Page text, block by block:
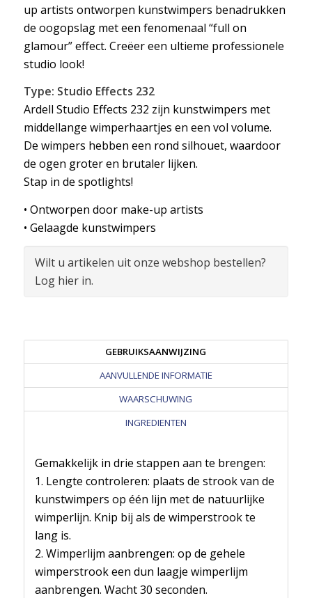
up artists ontworpen kunstwimpers benadrukken
de oogopslag met een fenomenaal “full on
glamour” effect. Creëer een ultieme professionele
studio look!
Type: Studio Effects 232
Ardell Studio Effects 232 zijn kunstwimpers met
middellange wimperhaartjes en een vol volume.
De wimpers hebben een rond silhouet, waardoor
de ogen groter en brutaler lijken.
Stap in de spotlights!
• Ontworpen door make-up artists
• Gelaagde kunstwimpers
Wilt u artikelen uit onze webshop bestellen?
Log hier in.
GEBRUIKSAANWIJZING
AANVULLENDE INFORMATIE
WAARSCHUWING
INGREDIENTEN
Gemakkelijk in drie stappen aan te brengen:
1. Lengte controleren: plaats de strook van de
kunstwimpers op één lijn met de natuurlijke
wimperlijn. Knip bij als de wimperstrook te
lang is.
2. Wimperlijm aanbrengen: op de gehele
wimperstrook een dun laagje wimperlijm
aanbrengen. Wacht 30 seconden.